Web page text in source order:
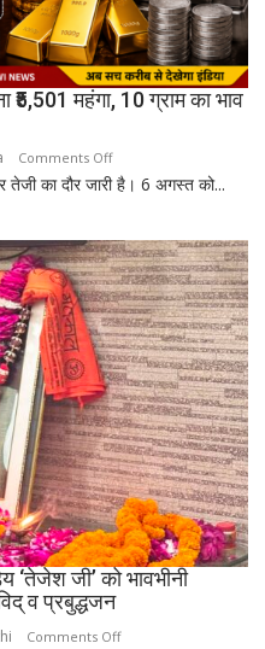
₹5,501 महंगा, 10 ग्राम का भाव
Comments Offon
सोना-
चमके:
6
दिन
में
सोना
₹5,501
महंगा,
10
ग्राम
का
भाव
₹1.48
लाख
पहुंचा
तेजी का दौर जारी है। 6 अगस्त को...
‘तेजेश जी’ को भावभीनी
व प्रबुद्धजन
Comments Offon